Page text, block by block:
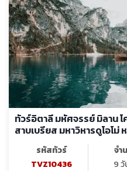
ทัวร์อิตาลี มหัศจรรย์ มิลาน โคโม่ มหัศจรรย์โดโลไมท์ ทะเล
สาบเบรียส มหาวิหารดูโอโม่
รหัสทัวร์
TVZ10436
จำ
9